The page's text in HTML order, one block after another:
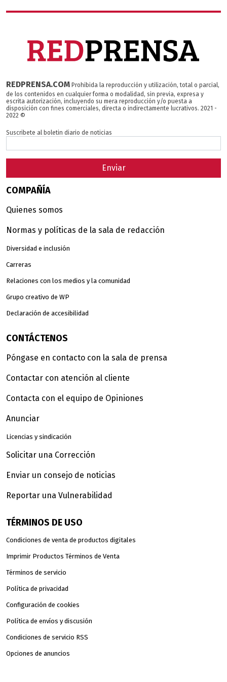
REDPRENSA.COM Prohibida la reproducción y utilización, total o parcial,
de los contenidos en cualquier forma o modalidad, sin previa, expresa y
escrita autorización, incluyendo su mera reproducción y/o puesta a
disposición con fines comerciales, directa o indirectamente lucrativos. 2021 -
2022 ©
Suscribete al boletin diario de noticias
Enviar
COMPAÑÍA
Quienes somos
Normas y políticas de la sala de redacción
Diversidad e inclusión
Carreras
Relaciones con los medios y la comunidad
Grupo creativo de WP
Declaración de accesibilidad
CONTÁCTENOS
Póngase en contacto con la sala de prensa
Contactar con atención al cliente
Contacta con el equipo de Opiniones
Anunciar
Licencias y sindicación
Solicitar una Corrección
Enviar un consejo de noticias
Reportar una Vulnerabilidad
TÉRMINOS DE USO
Condiciones de venta de productos digitales
Imprimir Productos Términos de Venta
Términos de servicio
Política de privacidad
Configuración de cookies
Política de envíos y discusión
Condiciones de servicio RSS
Opciones de anuncios